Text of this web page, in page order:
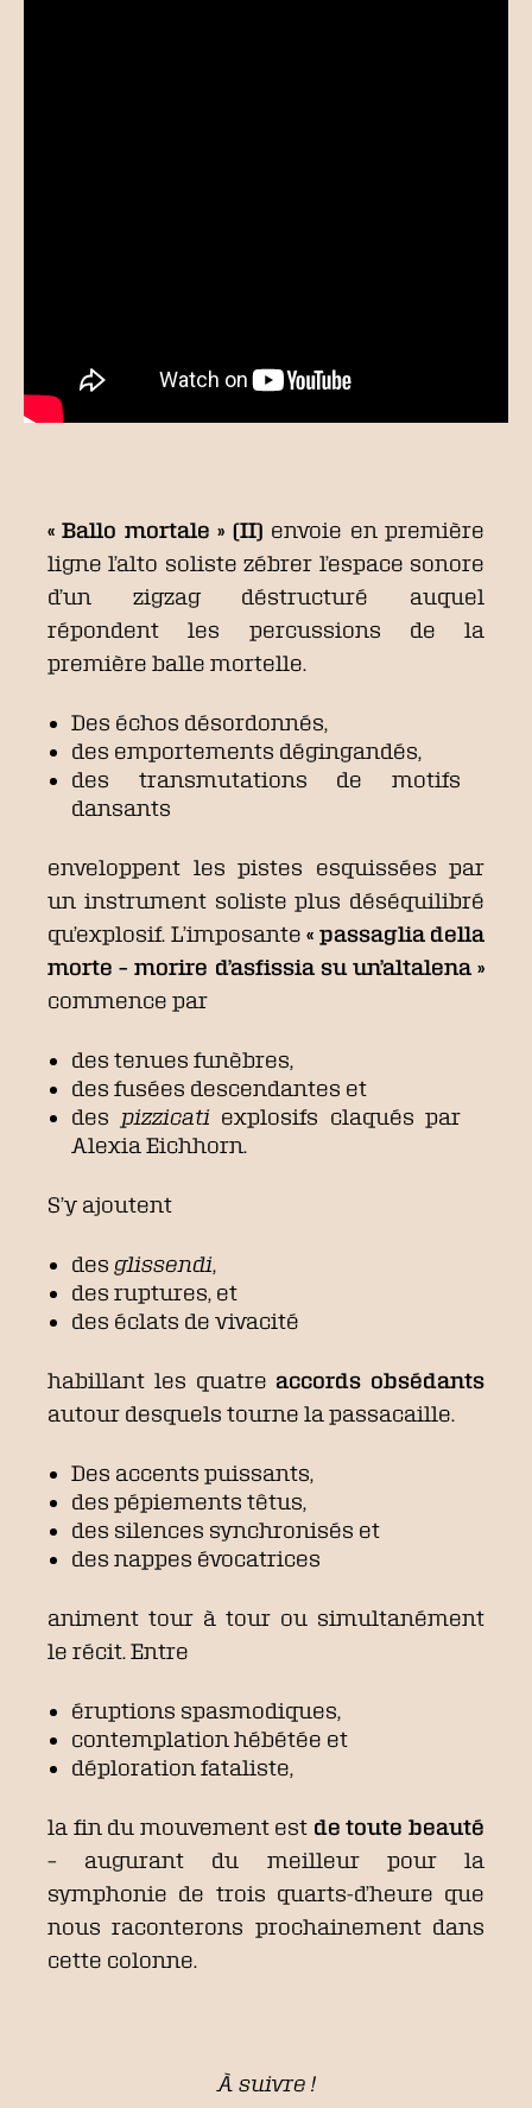
« Ballo mortale » (II) envoie en première
ligne l’alto soliste zébrer l’espace sonore
d’un zigzag déstructuré auquel
répondent les percussions de la
première balle mortelle.
Des échos désordonnés,
des emportements dégingandés,
des transmutations de motifs
dansants
enveloppent les pistes esquissées par
un instrument soliste plus déséquilibré
qu’explosif. L’imposante « passaglia della
morte – morire d’asfissia su un’altalena »
commence par
des tenues funèbres,
des fusées descendantes et
des pizzicatiexplosifs claqués par
Alexia Eichhorn.
S’y ajoutent
des glissendi,
des ruptures, et
des éclats de vivacité
habillant les quatre accords obsédants
autour desquels tourne la passacaille.
Des accents puissants,
des pépiements têtus,
des silences synchronisés et
des nappes évocatrices
animent tour à tour ou simultanément
le récit. Entre
éruptions spasmodiques,
contemplation hébétée et
déploration fataliste,
la fin du mouvement est de toute beauté
– augurant du meilleur pour la
symphonie de trois quarts-d’heure que
nous raconterons prochainement dans
cette colonne.
À suivre !